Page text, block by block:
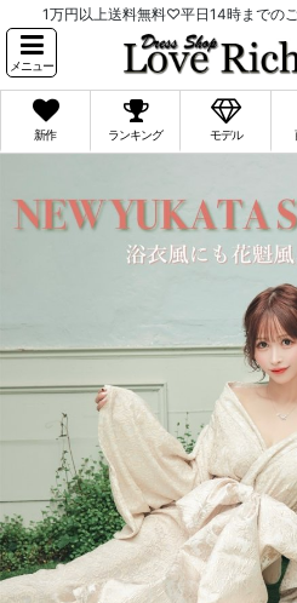
1万円以上送料無料♡平日14時までの
メニュー
新作 ランキング モデル